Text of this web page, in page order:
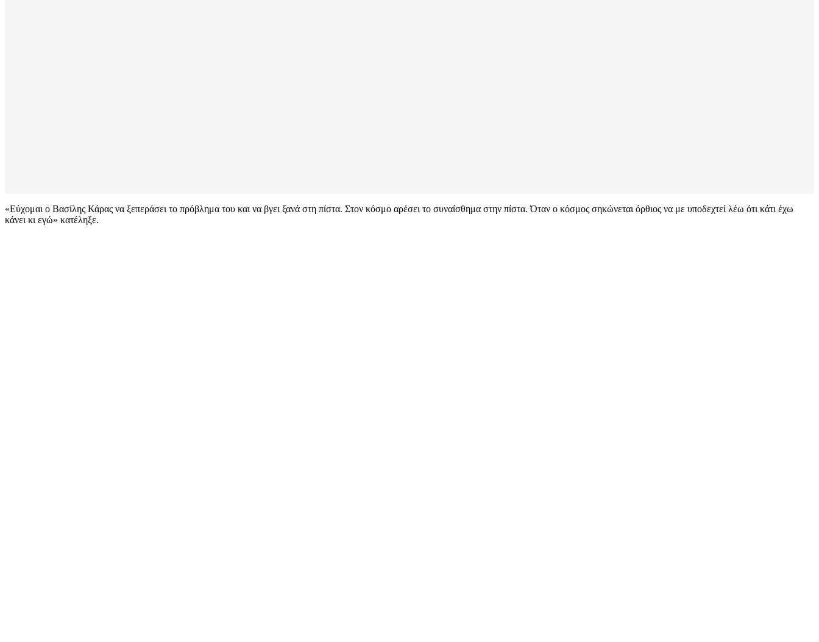
«Εύχομαι ο Βασίλης Κάρας να ξεπεράσει το πρόβλημα του και να βγει ξανά στη πίστα. Στον κόσμο αρέσει το συναίσθημα στην πίστα. Όταν ο κόσμος σηκώνεται όρθιος να με υποδεχτεί λέω ότι κάτι έχω
κάνει κι εγώ» κατέληξε.